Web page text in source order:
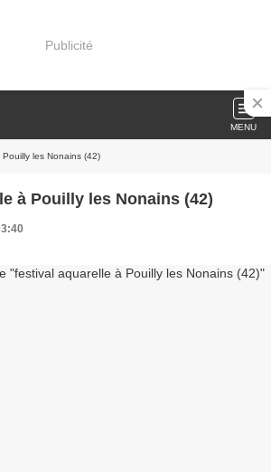
Publicité
MENU
les Nonains (42)
à Pouilly les Nonains (42)